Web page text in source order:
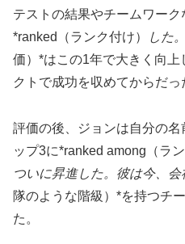
テストの結果やチームワー
*ranked（ランク付け）
した
価）*はこの1年で大きく向
クトで成功を収めてからだっ
評価の後、ジョンは自分の
ップ3に*ranked among（ラン
ついに昇進した。彼は今、会
隊のような階級）*を持つチ
た。